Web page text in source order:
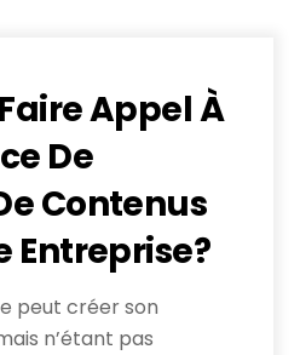
Appel À
De
Contenus
Entreprise?
peut créer son
n’étant pas